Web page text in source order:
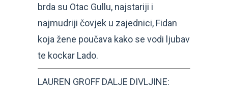
brda su Otac Gullu, najstariji i
najmudriji čovjek u zajednici, Fidan
koja žene poučava kako se vodi ljubav
te kockar Lado.
LAUREN GROFF DALJE DIVLJINE: